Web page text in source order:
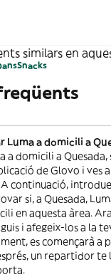
similars en
Snacks
Luma a domicili a
a domicili a
de Glovo i ves
A continuació,
si, a Quesada,
en aquesta àrea.
i afegeix-los a la
es començarà a
un repartidor te